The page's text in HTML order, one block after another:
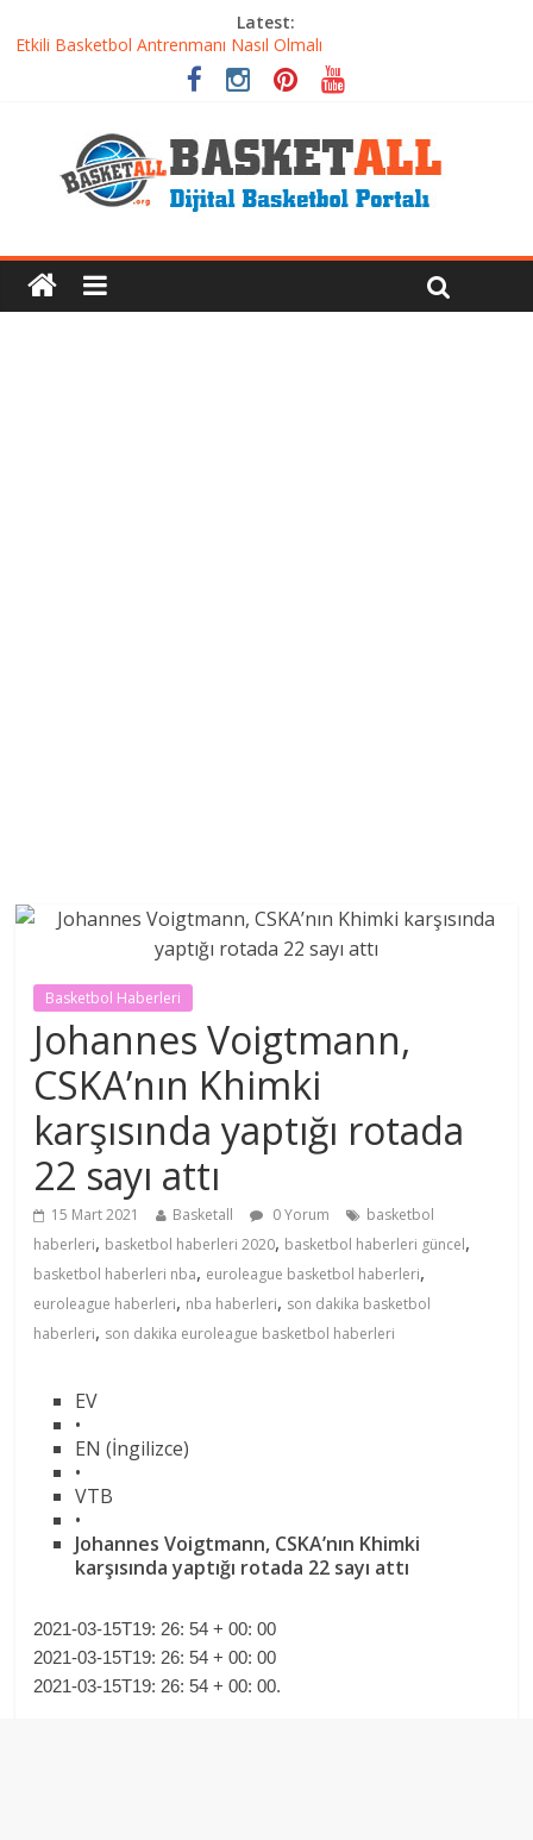
Latest:
Etkili Basketbol Antrenmanı Nasıl Olmalı
Basketbolcu Beslenmesi: Performansı Artıran Bilimsel
Iverson’dan Kyrie’e: Top Sürme Sanatının Dramatik Evrimi
Dünyanın En İyi Basketbol Takımı: Gerçek Şampiyon Kim?
Basketbol Haberleri
Johannes Voigtmann,
CSKA’nın Khimki
karşısında yaptığı rotada
22 sayı attı
15 Mart 2021 Basketall 0 Yorum
basketbol
haberleri, basketbol haberleri 2020, basketbol haberleri güncel,
basketbol haberleri nba, euroleague basketbol haberleri,
euroleague haberleri, nba haberleri, son dakika basketbol
haberleri, son dakika euroleague basketbol haberleri
EV
•
EN (İngilizce)
•
VTB
•
Johannes Voigtmann, CSKA’nın Khimki
karşısında yaptığı rotada 22 sayı attı
2021-03-15T19: 26: 54 + 00: 00
2021-03-15T19: 26: 54 + 00: 00
2021-03-15T19: 26: 54 + 00: 00.